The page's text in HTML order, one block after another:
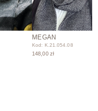
MEGAN
Kod: K.21.054.08
148,00 zł